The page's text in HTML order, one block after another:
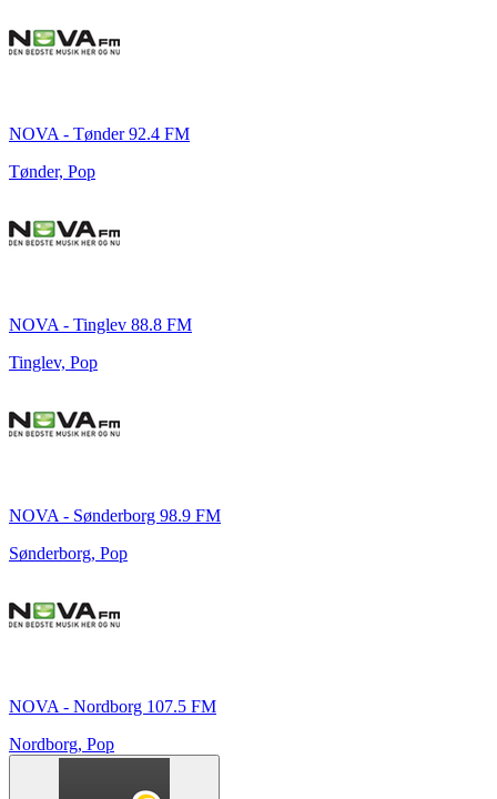
NOVA - Tønder 92.4 FM
Tønder, Pop
NOVA - Tinglev 88.8 FM
Tinglev, Pop
NOVA - Sønderborg 98.9 FM
Sønderborg, Pop
NOVA - Nordborg 107.5 FM
Nordborg, Pop